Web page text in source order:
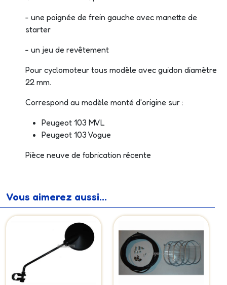
- une poignée de frein gauche avec manette de
starter
- un jeu de revêtement
Pour cyclomoteur tous modèle avec guidon diamètre
22 mm.
Correspond au modèle monté d'origine sur :
Peugeot 103 MVL
Peugeot 103 Vogue
Pièce neuve de fabrication récente
Vous aimerez aussi...